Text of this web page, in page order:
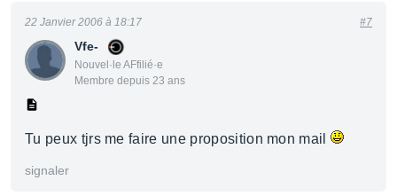
Vfe-
Nouvel·le AFfilié·e
Membre depuis 23 ans
22 Janvier 2006 à 18:17 #7
Tu peux tjrs me faire une proposition mon mail
signaler